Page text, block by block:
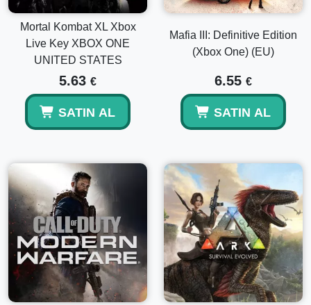
Mortal Kombat XL Xbox
Live Key XBOX ONE
UNITED STATES
5.63 €
SATIN AL
Mafia III: Definitive Edition
(Xbox One) (EU)
6.55 €
SATIN AL